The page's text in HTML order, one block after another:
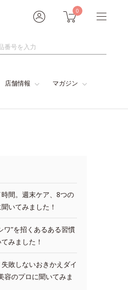
0
店舗情報 マガジン
間。週末ケア、8つの
いてみました！
ワ”を招くあるある習慣
みました！
敗しないおきかえダイ
容のプロに聞いてみま